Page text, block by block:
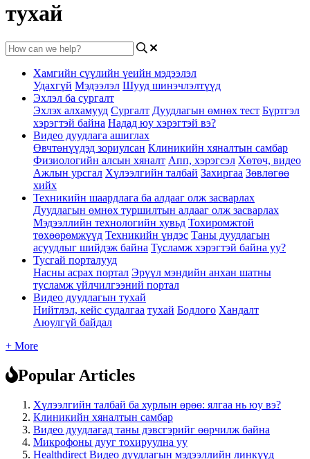
тухай
Хамгийн сүүлийн үеийн мэдээлэл
Удахгүй Мэдээлэл Шууд шинэчлэлтүүд
Эхлэл ба сургалт
Эхлэх алхамууд Сургалт Дуудлагын өмнөх тест Бүртгэл
хэрэгтэй байна Надад юу хэрэгтэй вэ?
Видео дуудлага ашиглах
Өвчтөнүүдэд зориулсан Клиникийн хяналтын самбар
Физиологийн алсын хяналт Апп, хэрэгсэл Хөтөч, видео
Ажлын урсгал Хүлээлгийн талбай Захиргаа Зөвлөгөө
хийх
Техникийн шаардлага ба алдааг олж засварлах
Дуудлагын өмнөх туршилтын алдааг олж засварлах
Мэдээллийн технологийн хувьд Тохиромжтой
төхөөрөмжүүд Техникийн үндэс Таны дуудлагын
асуудлыг шийдэж байна Тусламж хэрэгтэй байна уу?
Тусгай порталууд
Насны асрах портал Эрүүл мэндийн анхан шатны
тусламж үйлчилгээний портал
Видео дуудлагын тухай
Нийтлэл, кейс судалгаа тухай Бодлого Хандалт
Аюулгүй байдал
+ More
Popular Articles
Хүлээлгийн талбай ба хурлын өрөө: ялгаа нь юу вэ?
Клиникийн хяналтын самбар
Видео дуудлагад таны дэвсгэрийг өөрчилж байна
Микрофоны дууг тохируулна уу
Healthdirect Видео дуудлагын мэдээллийн линкүүд